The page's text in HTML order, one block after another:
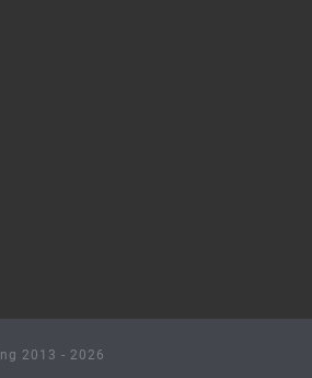
2013 - 2026